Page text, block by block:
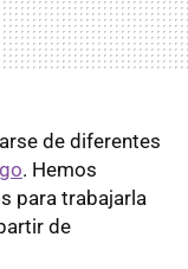
de diferentes
. Hemos
para trabajarla
de